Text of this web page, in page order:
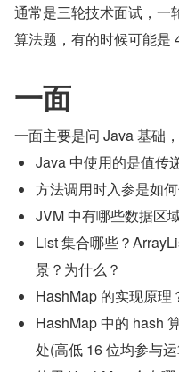
通常是三轮技术面试，一
算法题，有的时候可能是
一面
一面主要是问 Java 基础
Java 中使用的是值传
方法调用时入参是如
JVM 中有哪些数据区
List 集合哪些？
景？为什么？
HashMap 的实现原理
HashMap 中的 hash
处(高低 16 位均参与